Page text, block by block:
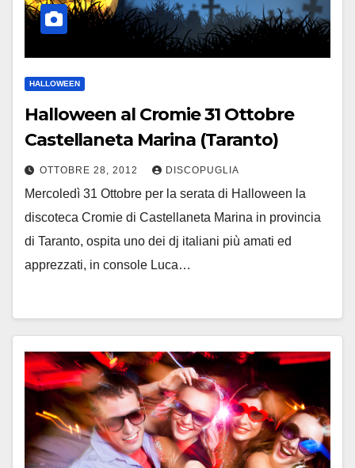
HALLOWEEN
Halloween al Cromie 31 Ottobre
Castellaneta Marina (Taranto)
OTTOBRE 28, 2012 DISCOPUGLIA
Mercoledì 31 Ottobre per la serata di Halloween la
discoteca Cromie di Castellaneta Marina in provincia
di Taranto, ospita uno dei dj italiani più amati ed
apprezzati, in console Luca…